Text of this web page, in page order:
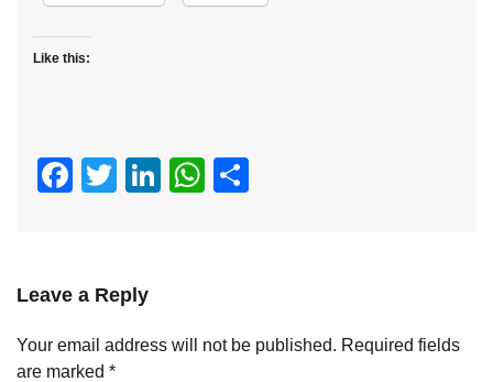
Like this:
Facebook
TwitterLinkedIn
WhatsApp
Leave a Reply
Your email address will not be published. Required fields
are marked *